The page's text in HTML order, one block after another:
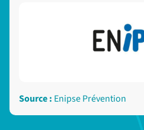
Source : Enipse Prévention